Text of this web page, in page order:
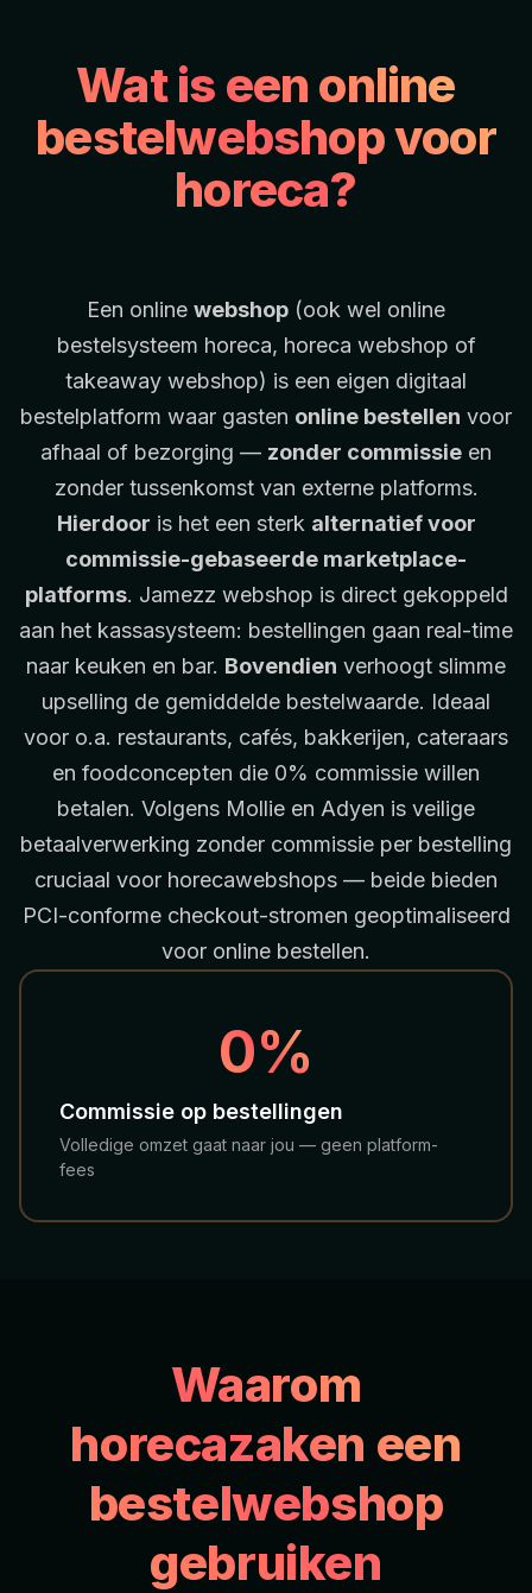
Wat is een online
bestelwebshop voor
horeca?
Een online webshop (ook wel online
bestelsysteem horeca, horeca webshop of
takeaway webshop) is een eigen digitaal
bestelplatform waar gasten online bestellen voor
afhaal of bezorging — zonder commissie en
zonder tussenkomst van externe platforms.
Hierdoor is het een sterk alternatief voor
commissie-gebaseerde marketplace-
platforms. Jamezz webshop is direct gekoppeld
aan het kassasysteem: bestellingen gaan real-time
naar keuken en bar. Bovendien verhoogt slimme
upselling de gemiddelde bestelwaarde. Ideaal
voor o.a. restaurants, cafés, bakkerijen, cateraars
en foodconcepten die 0% commissie willen
betalen. Volgens Mollie en Adyen is veilige
betaalverwerking zonder commissie per bestelling
cruciaal voor horecawebshops — beide bieden
PCI-conforme checkout-stromen geoptimaliseerd
voor online bestellen.
0%
Commissie op bestellingen
Volledige omzet gaat naar jou — geen platform-
fees
Waarom
horecazaken een
bestelwebshop
gebruiken